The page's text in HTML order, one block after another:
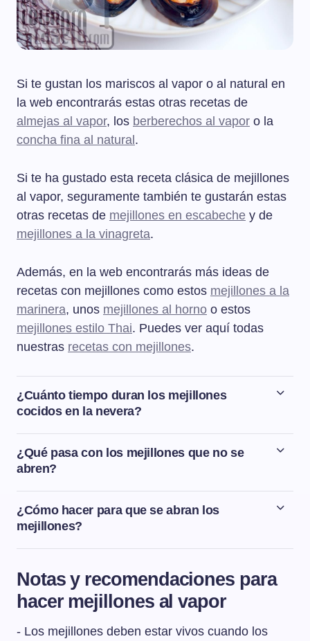
Si te gustan los mariscos al vapor o al natural en
la web encontrarás estas otras recetas de
almejas al vapor, los berberechos al vapor o la
concha fina al natural .
Si te ha gustado esta receta clásica de mejillones
al vapor, seguramente también te gustarán estas
otras recetas de mejillones en escabeche y de
mejillones a la vinagreta.
Además, en la web encontrarás más ideas de
recetas con mejillones como estos mejillones a la
marinera, unos mejillones al horno o estos
mejillones estilo Thai. Puedes ver aquí todas
nuestras recetas con mejillones.
¿Cuánto tiempo duran los mejillones
cocidos en la nevera?
Los mejillones cocidos aguantan en la nevera dentro de
un táper o un recipiente bien cerrado un máximo de dos
días. Otra opción para conservar los mejillones cocidos
¿Qué pasa con los mejillones que no se
abren?
Si después de cocinar los mejillones hay alguno que no
se abra, tenemos que tirarlo porque lo más seguro es
que esté en mal estado.
¿Cómo hacer para que se abran los
mejillones?
Para que se abran los mejillones, ponemos al fuego una
mejillones fácilmente. Añadimos a la olla un poco de
vino blanco y los mejillones bien limpios. Tapamos la
olla y ponemos el fuego a una intensidad media-fuerte.
Dejamos cocer durante unos 8 minutos o hasta que se
Notas y recomendaciones para
hacer mejillones al vapor
- Los mejillones deben estar vivos cuando los